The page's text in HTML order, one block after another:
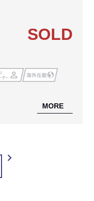
SOLD
MORE